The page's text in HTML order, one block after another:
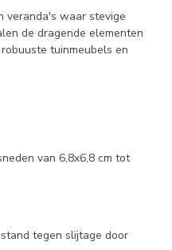
veranda's waar stevige
de dragende elementen
tuinmeubels en
van 6,8x6,8 cm tot
tegen slijtage door